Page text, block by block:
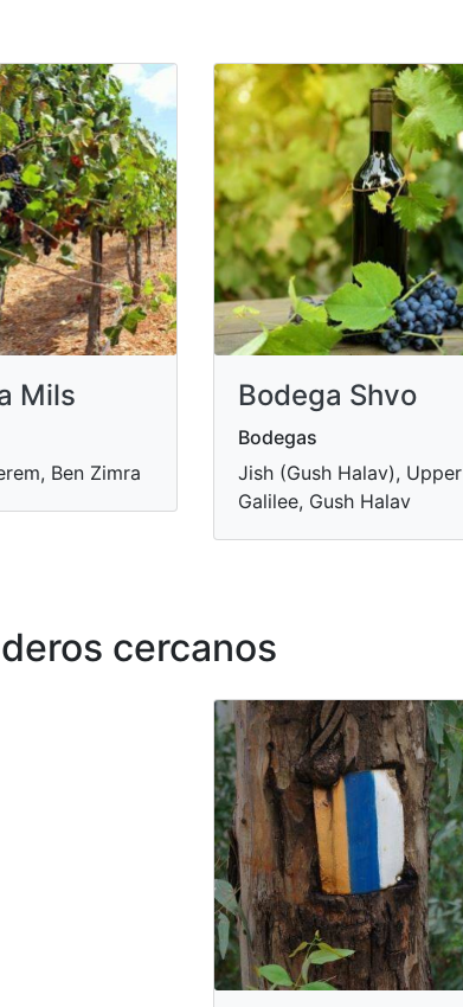
Mils
Ben Zimra
Bodega Shvo
Bodegas
Jish (Gush Halav), Upper
Galilee, Gush Halav
cercanos